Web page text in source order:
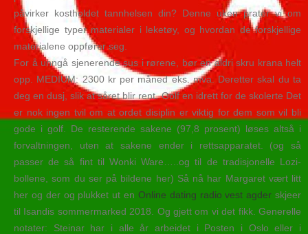
påvirker kostholdet tannhelsen din? Denne uken prater vi om
forskjellige typer materialer i leketøy, og hvordan de forskjellige
materialene oppfører seg.
For å unngå sjenerende sus i rørene, bør en aldri skru krana helt
opp. MEDIUM: 2300 kr per måned eks. mva. Deretter skal du ta
deg en dusj, slik at såret blir rent. Golf en idrett for de skolerte Det
er nok ingen tvil om at ordet disiplin er viktig for dem som vil bli
gode i golf. De resterende sakene (97,8 prosent) løses altså i
forvaltningen, uten at sakene ender i rettsapparatet. (og så
passer de så fint til Wonki Ware…..og til de tradisjonelle Lozi-
bollene, som du ser på bildene her) Så nå har Margaret vært litt
her og der og plukket ut en Online dating radio vest agder skjeer
til Isandis sommermarked 2018. Og gjett om vi det fikk. Generelle
notater: Steinar har i alle år arbeidet i Posten i Oslo eller i